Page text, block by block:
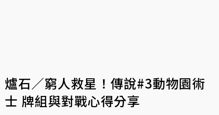
爐石／窮人救星！傳說#3動物園術
士 牌組與對戰心得分享